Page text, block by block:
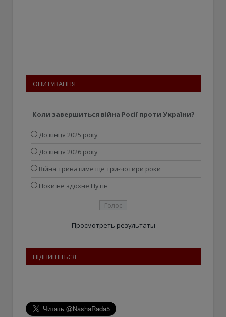
ОПИТУВАННЯ
Коли завершиться війна Росії проти України?
До кінця 2025 року
До кінця 2026 року
Війна триватиме ще три-чотири роки
Поки не здохне Путін
Просмотреть результаты
ПІДПИШІТЬСЯ